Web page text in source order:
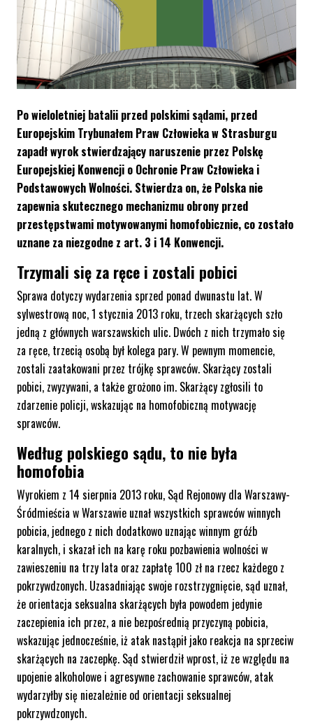
Po wieloletniej batalii przed polskimi sądami, przed
Europejskim Trybunałem Praw Człowieka w Strasburgu
zapadł wyrok stwierdzający naruszenie przez Polskę
Europejskiej Konwencji o Ochronie Praw Człowieka i
Podstawowych Wolności. Stwierdza on, że Polska nie
zapewnia skutecznego mechanizmu obrony przed
przestępstwami motywowanymi homofobicznie, co zostało
uznane za niezgodne z art. 3 i 14 Konwencji.
Trzymali się za ręce i zostali pobici
Sprawa dotyczy wydarzenia sprzed ponad dwunastu lat. W
sylwestrową noc, 1 stycznia 2013 roku, trzech skarżących szło
jedną z głównych warszawskich ulic. Dwóch z nich trzymało się
za ręce, trzecią osobą był kolega pary. W pewnym momencie,
zostali zaatakowani przez trójkę sprawców. Skarżący zostali
pobici, zwyzywani, a także grożono im. Skarżący zgłosili to
zdarzenie policji, wskazując na homofobiczną motywację
sprawców.
Według polskiego sądu, to nie była
homofobia
Wyrokiem z 14 sierpnia 2013 roku, Sąd Rejonowy dla Warszawy-
Śródmieścia w Warszawie uznał wszystkich sprawców winnych
pobicia, jednego z nich dodatkowo uznając winnym gróźb
karalnych, i skazał ich na karę roku pozbawienia wolności w
zawieszeniu na trzy lata oraz zapłatę 100 zł na rzecz każdego z
pokrzywdzonych. Uzasadniając swoje rozstrzygnięcie, sąd uznał,
że orientacja seksualna skarżących była powodem jedynie
zaczepienia ich przez, a nie bezpośrednią przyczyną pobicia,
wskazując jednocześnie, iż atak nastąpił jako reakcja na sprzeciw
skarżących na zaczepkę. Sąd stwierdził wprost, iż ze względu na
upojenie alkoholowe i agresywne zachowanie sprawców, atak
wydarzyłby się niezależnie od orientacji seksualnej
pokrzywdzonych.